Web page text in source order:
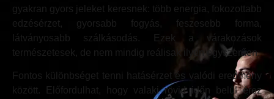
gyakran gyors jeleket keresnek: több energia, fokozottabb
edzésérzet, gyorsabb fogyás, feszesebb forma,
látványosabb szálkásodás. Ezek a várakozások
természetesek, de nem mindig reálisak ilyen egyszerűen.
Fontos különbséget tenni hatásérzet és valódi eredmény
között. Előfordulhat, hogy valaki rövid időn belül érez